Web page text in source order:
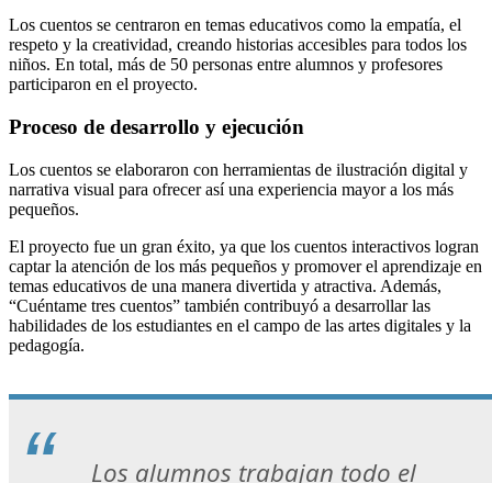
Los cuentos se centraron en temas educativos como la empatía, el
respeto y la creatividad, creando historias accesibles para todos los
niños. En total, más de 50 personas entre alumnos y profesores
participaron en el proyecto.
Proceso de desarrollo y ejecución
Los cuentos se elaboraron con herramientas de ilustración digital y
narrativa visual para ofrecer así una experiencia mayor a los más
pequeños.
El proyecto fue un gran éxito, ya que los cuentos interactivos logran
captar la atención de los más pequeños y promover el aprendizaje en
temas educativos de una manera divertida y atractiva. Además,
“Cuéntame tres cuentos” también contribuyó a desarrollar las
habilidades de los estudiantes en el campo de las artes digitales y la
pedagogía.
Los alumnos trabajan todo el